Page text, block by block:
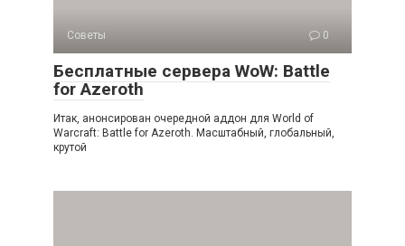
Советы 0
Бесплатные сервера WoW: Battle
for Azeroth
Итак, анонсирован очередной аддон для World of
Warcraft: Battle for Azeroth. Масштабный, глобальный,
крутой